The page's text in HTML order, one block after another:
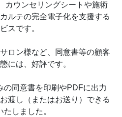
カウンセリングシートや施術
ルテの完全電子化を支援する
スです。
ロン様など、同意書等の顧客
には、好評です。
の同意書を印刷やPDFに出力
渡し（またはお送り）できる
たしました。